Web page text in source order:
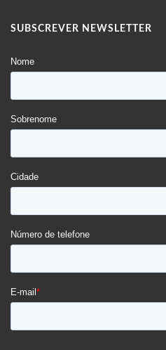
SUBSCREVER NEWSLETTER